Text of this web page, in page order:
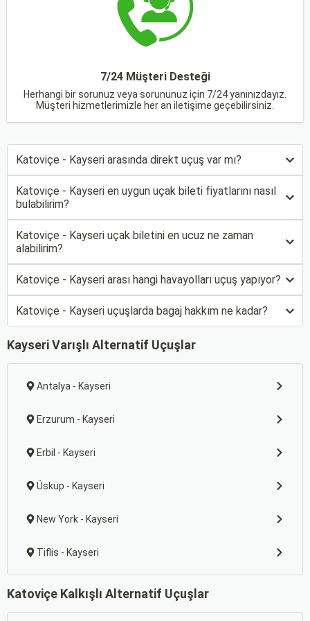
7/24 Müşteri Desteği
Herhangi bir sorunuz veya sorununuz için 7/24 yanınızdayız.
Müşteri hizmetlerimizle her an iletişime geçebilirsiniz.
Katoviçe - Kayseri arasında direkt uçuş var mı?
Katoviçe - Kayseri en uygun uçak bileti fiyatlarını nasıl
bulabilirim?
Katoviçe - Kayseri uçak biletini en ucuz ne zaman
alabilirim?
Katoviçe - Kayseri arası hangi havayolları uçuş yapıyor?
Katoviçe - Kayseri uçuşlarda bagaj hakkım ne kadar?
Kayseri Varışlı Alternatif Uçuşlar
Antalya - Kayseri
Erzurum - Kayseri
Erbil - Kayseri
Üsküp - Kayseri
New York - Kayseri
Tiflis - Kayseri
Katoviçe Kalkışlı Alternatif Uçuşlar